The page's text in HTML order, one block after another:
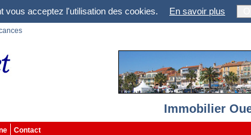
vous acceptez l'utilisation des cookies. En savoir plus
Immobilier
Contact